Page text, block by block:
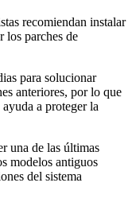
recomiendan instalar
los parches de
para solucionar
anteriores, por lo que
a proteger la
una de las últimas
modelos antiguos
del sistema